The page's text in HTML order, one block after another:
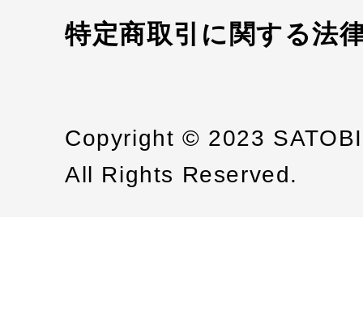
特定商取引に関する法
Copyright © 2023
All Rights Reserved.